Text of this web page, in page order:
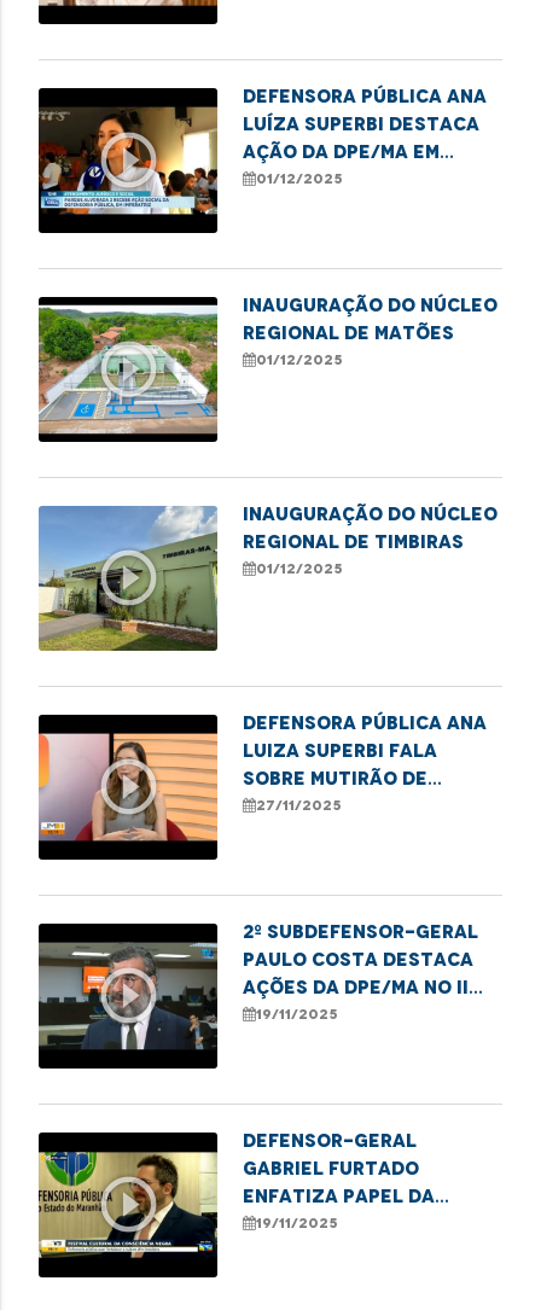
play_circle_outline
Defensora Pública Ana
Luíza Superbi destaca
ação da DPE/MA em
Imperatriz em defesa
01/12/2025
play_circle_outline
Inauguração do Núcleo
Regional de Matões
01/12/2025
play_circle_outline
Inauguração do Núcleo
Regional de Timbiras
01/12/2025
play_circle_outline
Defensora pública Ana
Luiza Superbi fala
sobre mutirão de
atendimentos para
27/11/2025
play_circle_outline
2º subdefensor-geral
Paulo Costa destaca
ações da DPE/MA no II
Festival da Consciência
19/11/2025
play_circle_outline
Defensor-geral
Gabriel Furtado
enfatiza papel da
DPE/MA no II Festival da
19/11/2025